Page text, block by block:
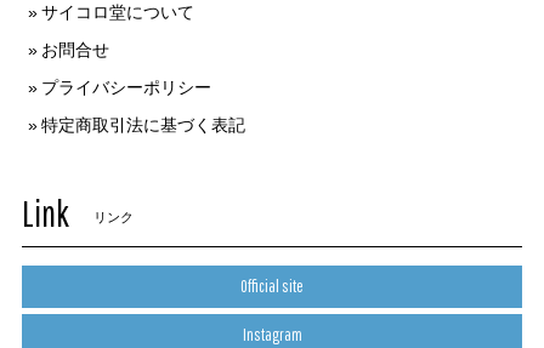
サイコロ堂について
お問合せ
プライバシーポリシー
特定商取引法に基づく表記
Link リンク
Official site
Instagram